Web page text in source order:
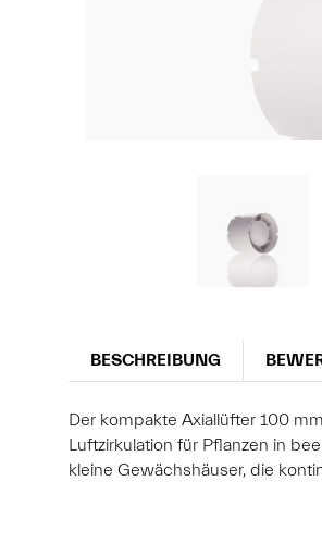
BESCHREIBUNG
Der kompakte Axiallüfter 100
Luftzirkulation für Pflanzen in
kleine Gewächshäuser, die